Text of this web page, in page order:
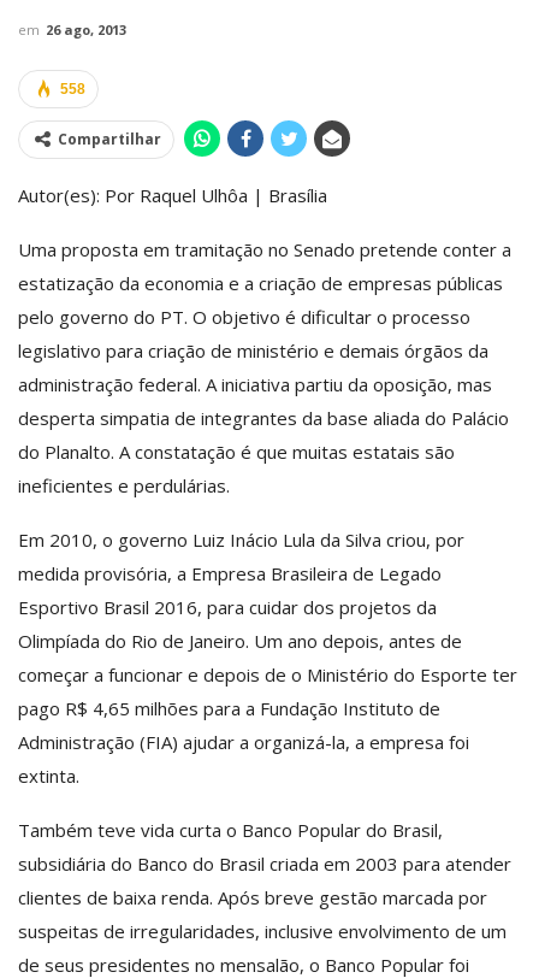
em 26 ago, 2013
558
Compartilhar
Autor(es): Por Raquel Ulhôa | Brasília
Uma proposta em tramitação no Senado pretende conter a
estatização da economia e a criação de empresas públicas
pelo governo do PT. O objetivo é dificultar o processo
legislativo para criação de ministério e demais órgãos da
administração federal. A iniciativa partiu da oposição, mas
desperta simpatia de integrantes da base aliada do Palácio
do Planalto. A constatação é que muitas estatais são
ineficientes e perdulárias.
Em 2010, o governo Luiz Inácio Lula da Silva criou, por
medida provisória, a Empresa Brasileira de Legado
Esportivo Brasil 2016, para cuidar dos projetos da
Olimpíada do Rio de Janeiro. Um ano depois, antes de
começar a funcionar e depois de o Ministério do Esporte ter
pago R$ 4,65 milhões para a Fundação Instituto de
Administração (FIA) ajudar a organizá-la, a empresa foi
extinta.
Também teve vida curta o Banco Popular do Brasil,
subsidiária do Banco do Brasil criada em 2003 para atender
clientes de baixa renda. Após breve gestão marcada por
suspeitas de irregularidades, inclusive envolvimento de um
de seus presidentes no mensalão, o Banco Popular foi